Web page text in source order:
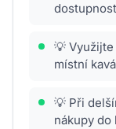
💡
místní
💡 Při
nákupy